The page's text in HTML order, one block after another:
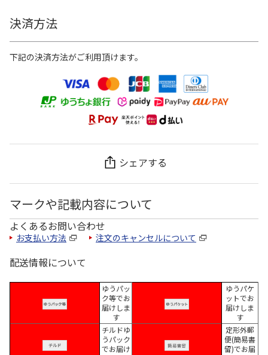
決済方法
下記の決済方法がご利用頂けます。
シェアする
マークや記載内容について
よくあるお問い合わせ
お支払い方法 注文のキャンセルについて
配送情報について
ゆうパッ
ク等でお
届けしま
す
ゆうパケ
ットでお
届けしま
す
チルドゆ
うパック
でお届け
定形外郵
便(簡易書
留)でお届